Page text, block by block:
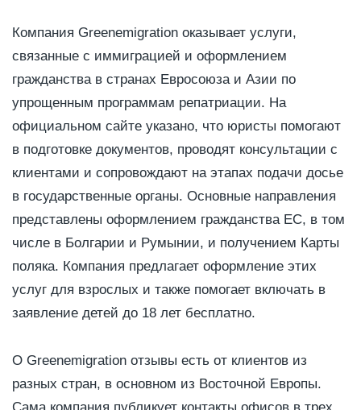
Компания Greenemigration оказывает услуги,
связанные с иммиграцией и оформлением
гражданства в странах Евросоюза и Азии по
упрощенным программам репатриации. На
официальном сайте указано, что юристы помогают
в подготовке документов, проводят консультации с
клиентами и сопровождают на этапах подачи досье
в государственные органы. Основные направления
представлены оформлением гражданства ЕС, в том
числе в Болгарии и Румынии, и получением Карты
поляка. Компания предлагает оформление этих
услуг для взрослых и также помогает включать в
заявление детей до 18 лет бесплатно.
О Greenemigration отзывы есть от клиентов из
разных стран, в основном из Восточной Европы.